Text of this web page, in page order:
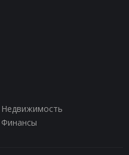
Недвижимость
Финансы